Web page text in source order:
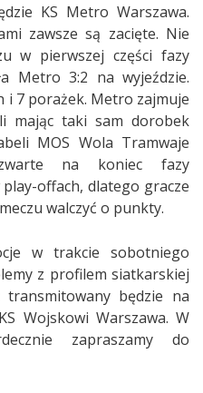
KS Metro Warszawa.
zawsze są zacięte. Nie
w pierwszej części fazy
Metro 3:2 na wyjeździe.
i 7 porażek. Metro zajmuje
mając taki sam dorobek
MOS Wola Tramwaje
na koniec fazy
offach, dlatego gracze
walczyć o punkty.
w trakcie sobotniego
z profilem siatkarskiej
będzie na
Wojskowi Warszawa. W
zapraszamy do